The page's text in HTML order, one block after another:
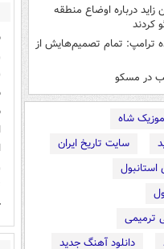
درباره اوضاع منطقه
کردند
ترامپ: تمام تصمیم‌هایش از
در مسکو
موزیک شاه
سایت تاریخ ایران
ترمیمی
دانلود آهنگ جدید